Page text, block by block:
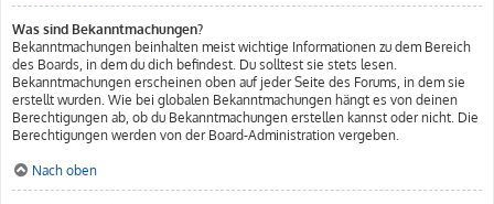
Was sind Bekanntmachungen?
Bekanntmachungen beinhalten meist wichtige Informationen zu dem Bereich
des Boards, in dem du dich befindest. Du solltest sie stets lesen.
Bekanntmachungen erscheinen oben auf jeder Seite des Forums, in dem sie
erstellt wurden. Wie bei globalen Bekanntmachungen hängt es von deinen
Berechtigungen ab, ob du Bekanntmachungen erstellen kannst oder nicht. Die
Berechtigungen werden von der Board-Administration vergeben.
Nach oben